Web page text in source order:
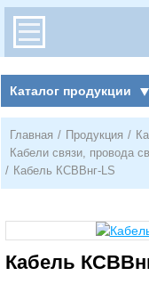
Каталог продукции
Главная / Продукция /
Кабели связи, провода
/ Кабель КСВВнг-LS
Кабель